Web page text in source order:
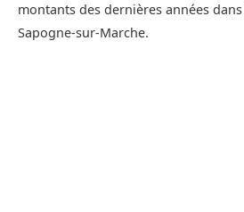
montants des dernières années
Sapogne-sur-Marche.